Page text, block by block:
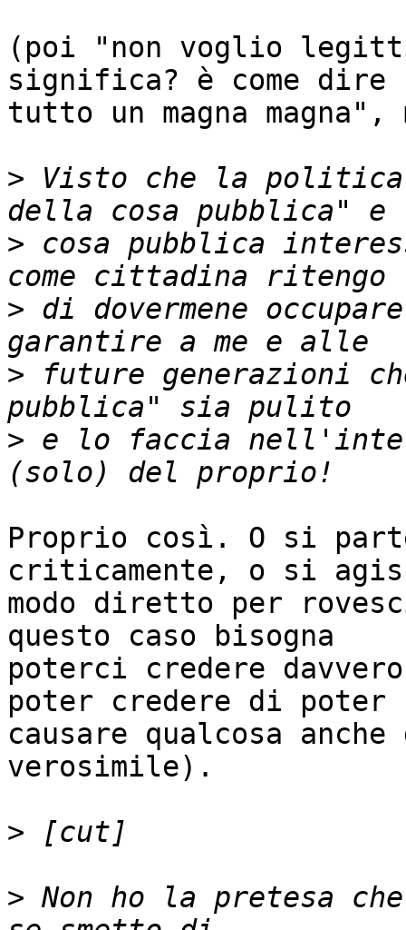
(poi "non voglio
significa? è come dire
tutto un magna
> Visto che la
> cosa pubblica
> di dovermene
> future generazioni
> e lo faccia
Proprio così. O si
criticamente, o si
modo diretto per
questo caso bisogna
poterci credere
poter credere di poter
causare qualcosa
verosimile).
>
> Non ho la pretesa